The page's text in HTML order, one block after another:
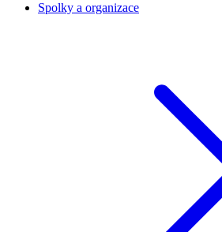
Spolky a organizace